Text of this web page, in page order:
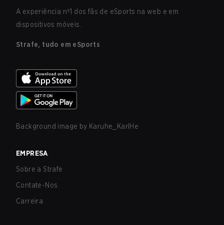
A experiência nº1 dos fãs de eSports na web e em
dispositivos móveis.
Strafe, tudo em eSports
Background image by Karuhe_KarlHe
EMPRESA
Sobre a Strafe
Contate-Nos
Carreira